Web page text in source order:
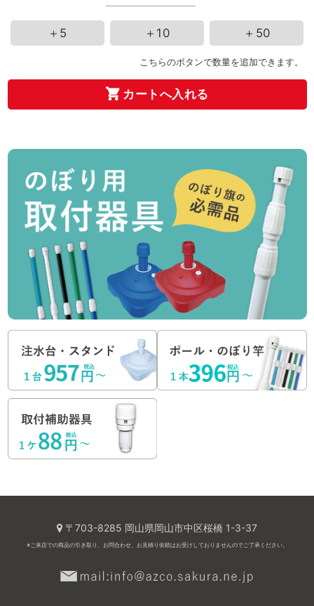
＋5 ＋10 ＋50
こちらのボタンで数量を追加できます。
カートへ入れる
〒703-8285 岡山県岡山市中区桜橋 1-3-37
※ご来店での商品の引き取り、お問合わせ、お見積り依頼はお受けしておりませんのでご了承ください。